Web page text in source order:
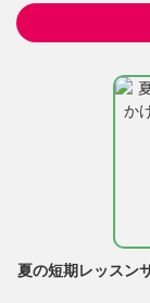
夏の短期レッスン